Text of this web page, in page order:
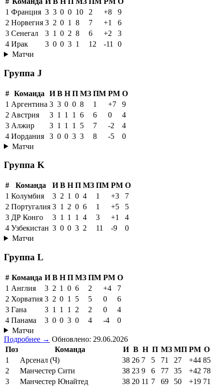
1 Франция 3 3 0 0 10 2 +8
9
2 Норвегия 3 2 0 1 8 7 +1
6
3 Сенегал 3 1 0 2 8 6 +2
3
4 Ирак 3 0 0 3 1 12 -11
0
Матчи
Группа J
# Команда И В Н П МЗ ПМ РМ О
1 Аргентина 3 3 0 0 8 1 +7
9
2 Австрия 3 1 1 1 6 6 0
4
3 Алжир 3 1 1 1 5 7 -2
4
4 Иордания 3 0 0 3 3 8 -5
0
Матчи
Группа K
# Команда И В Н П МЗ ПМ РМ О
1 Колумбия 3 2 1 0 4 1 +3
7
2 Португалия 3 1 2 0 6 1 +5
5
3 ДР Конго 3 1 1 1 4 3 +1
4
4 Узбекистан 3 0 0 3 2 11 -9
0
Матчи
Группа L
# Команда И В Н П МЗ ПМ РМ О
1 Англия 3 2 1 0 6 2 +4
7
2 Хорватия 3 2 0 1 5 5 0
6
3 Гана 3 1 1 1 2 2 0
4
4 Панама 3 0 0 3 0 4 -4
0
Матчи
Подробнее → Обновлено: 29.06.2026
Поз
Команда И В Н П МЗ МП РМ О
1
Арсенал (Ч) 38 26 7 5 71 27 +44 85
2
Манчестер Сити 38 23 9 6 77 35 +42 78
3
Манчестер Юнайтед 38 20 11 7 69 50 +19 71